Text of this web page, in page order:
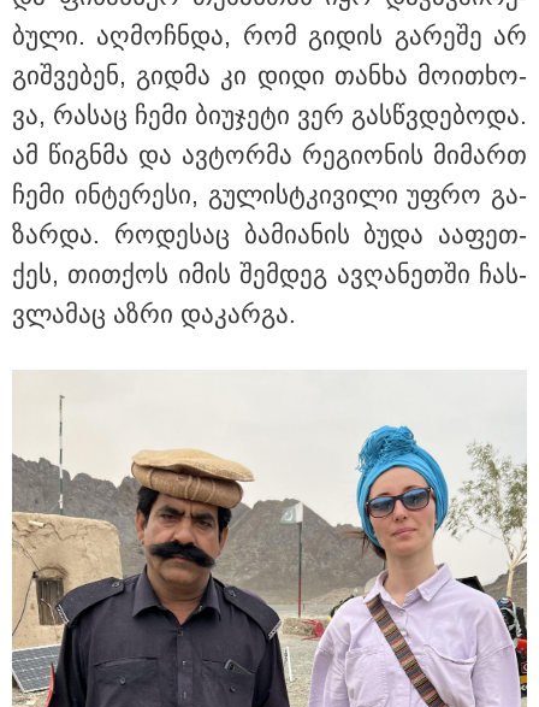
კატეგორიის ყველა სიახლე
კატეგორიები
6
აგვისტო
დღის ზოგადი
ასტროლოგიური
პროგნოზი
ბუ­ლი. აღ­მოჩ­ნდა, რომ გი­დის გა­რე­შე არ
გიშ­ვე­ბენ, გიდ­მა კი დიდი თან­ხა მო­ი­თხო­
ვა, რა­საც ჩემი ბი­უ­ჯე­ტი ვერ გას­წვდე­ბო­და.
ამ წიგნ­მა და ავ­ტორ­მა რე­გი­ო­ნის მი­მართ
ჩემი ინ­ტე­რე­სი, გუ­ლის­ტკი­ვი­ლი უფრო გა­
ზარ­და. რო­დე­საც ბა­მი­ა­ნის ბუდა აა­ფეთ­
ქეს, თით­ქოს იმის შემ­დეგ ავ­ღა­ნეთ­ში ჩას­
ვლა­მაც აზრი და­კარ­გა.